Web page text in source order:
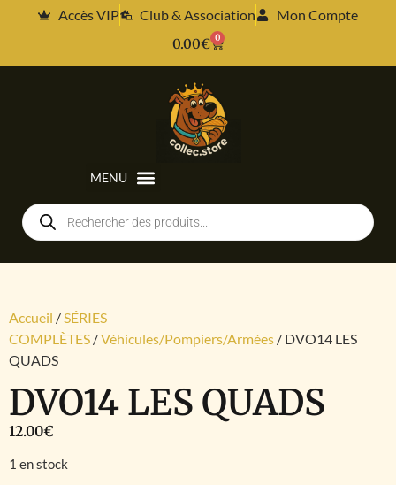
Accès VIP Club & Association
Mon Compte
0.00€ 0
Accueil /SÉRIES
COMPLÈTES /Véhicules/Pompiers/Armées / DVO14 LES
QUADS
DVO14 LES QUADS
12.00€
1 en stock